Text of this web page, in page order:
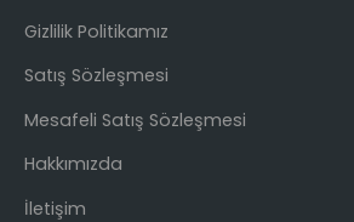
Gizlilik Politikamız
Satış Sözleşmesi
Mesafeli Satış Sözleşmesi
Hakkımızda
İletişim